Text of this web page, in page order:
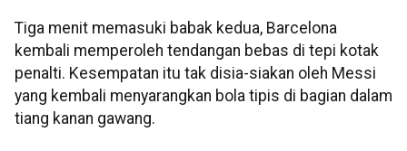
Tiga menit memasuki babak kedua, Barcelona
kembali memperoleh tendangan bebas di tepi kotak
penalti. Kesempatan itu tak disia-siakan oleh Messi
yang kembali menyarangkan bola tipis di bagian dalam
tiang kanan gawang.